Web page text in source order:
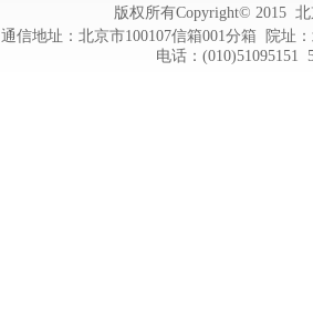
版权所有Copyright© 2015
通信地址：北京市100107信箱001分箱 院址
电话：(010)51095151